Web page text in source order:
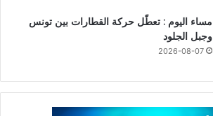
مساء اليوم : تعطّل حركة القطارات بين تونس
وجبل الجلود
2026-08-07